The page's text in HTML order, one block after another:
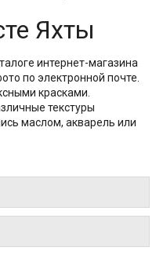
Яхты
интернет-магазина
по электронной почте.
красками.
текстуры
маслом, акварель или